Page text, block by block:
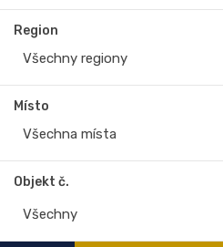
Region
Všechny regiony
Místo
Všechna místa
Objekt č.